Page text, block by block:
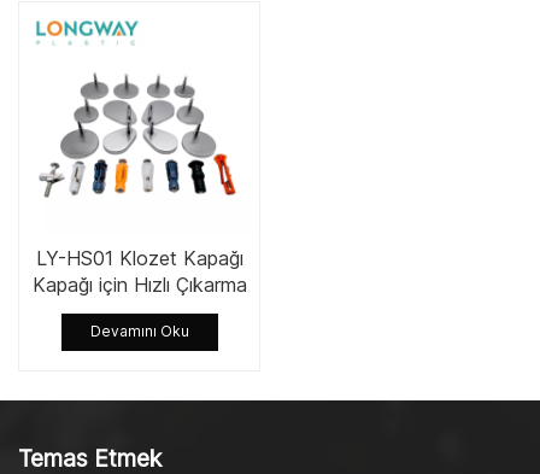
LY-HS01 Klozet Kapağı
Kapağı için Hızlı Çıkarma
Menteşesi
Devamını Oku
Temas Etmek